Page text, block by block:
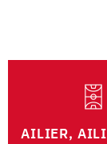
AILIER,